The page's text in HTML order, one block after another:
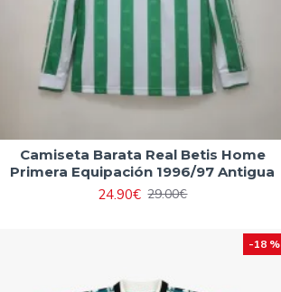
Camiseta Barata Real Betis Home
Primera Equipación 1996/97 Antigua
24.90€ 29.00€
-18 %